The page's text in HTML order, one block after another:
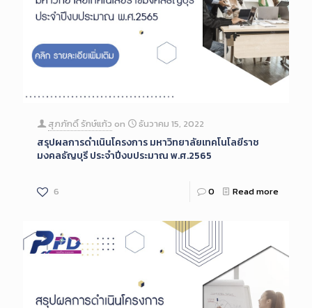
สุภภักดิ์ รักษ์แก้ว on ธันวาคม 15, 2022
สรุปผลการดำเนินโครงการ มหาวิทยาลัยเทคโนโลยีราช
มงคลธัญบุรี ประจำปีงบประมาณ พ.ศ.2565
6 0 Read more